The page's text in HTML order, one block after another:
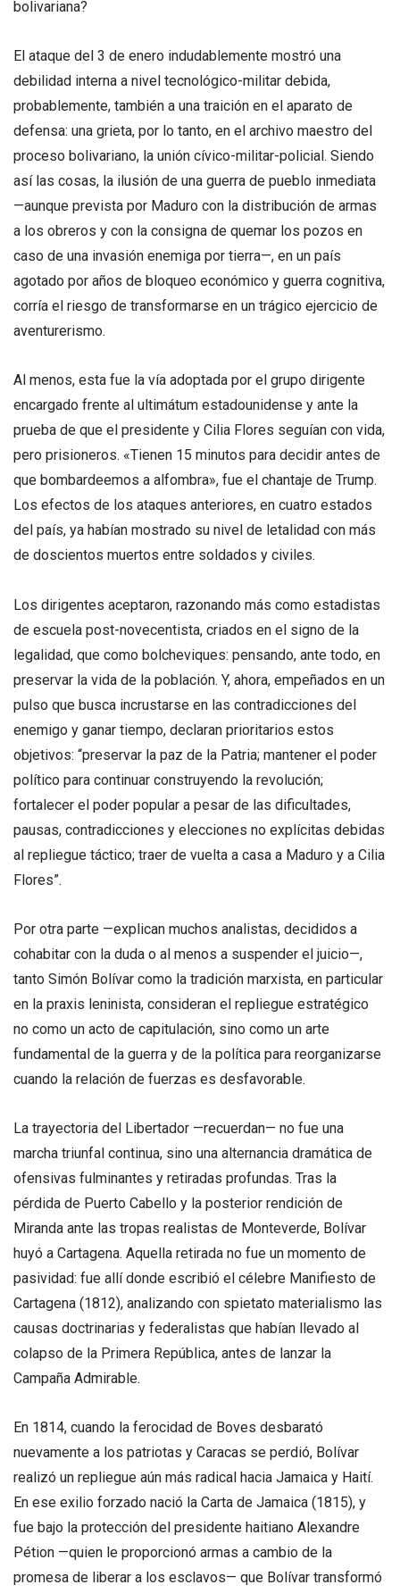
bolivariana?
El ataque del 3 de enero indudablemente mostró una
debilidad interna a nivel tecnológico-militar debida,
probablemente, también a una traición en el aparato de
defensa: una grieta, por lo tanto, en el archivo maestro del
proceso bolivariano, la unión cívico-militar-policial. Siendo
así las cosas, la ilusión de una guerra de pueblo inmediata
—aunque prevista por Maduro con la distribución de armas
a los obreros y con la consigna de quemar los pozos en
caso de una invasión enemiga por tierra—, en un país
agotado por años de bloqueo económico y guerra cognitiva,
corría el riesgo de transformarse en un trágico ejercicio de
aventurerismo.
Al menos, esta fue la vía adoptada por el grupo dirigente
encargado frente al ultimátum estadounidense y ante la
prueba de que el presidente y Cilia Flores seguían con vida,
pero prisioneros. «Tienen 15 minutos para decidir antes de
que bombardeemos a alfombra», fue el chantaje de Trump.
Los efectos de los ataques anteriores, en cuatro estados
del país, ya habían mostrado su nivel de letalidad con más
de doscientos muertos entre soldados y civiles.
Los dirigentes aceptaron, razonando más como estadistas
de escuela post-novecentista, criados en el signo de la
legalidad, que como bolcheviques: pensando, ante todo, en
preservar la vida de la población. Y, ahora, empeñados en un
pulso que busca incrustarse en las contradicciones del
enemigo y ganar tiempo, declaran prioritarios estos
objetivos: “preservar la paz de la Patria; mantener el poder
político para continuar construyendo la revolución;
fortalecer el poder popular a pesar de las dificultades,
pausas, contradicciones y elecciones no explícitas debidas
al repliegue táctico; traer de vuelta a casa a Maduro y a Cilia
Flores”.
Por otra parte —explican muchos analistas, decididos a
cohabitar con la duda o al menos a suspender el juicio—,
tanto Simón Bolívar como la tradición marxista, en particular
en la praxis leninista, consideran el repliegue estratégico
no como un acto de capitulación, sino como un arte
fundamental de la guerra y de la política para reorganizarse
cuando la relación de fuerzas es desfavorable.
La trayectoria del Libertador —recuerdan— no fue una
marcha triunfal continua, sino una alternancia dramática de
ofensivas fulminantes y retiradas profundas. Tras la
pérdida de Puerto Cabello y la posterior rendición de
Miranda ante las tropas realistas de Monteverde, Bolívar
huyó a Cartagena. Aquella retirada no fue un momento de
pasividad: fue allí donde escribió el célebre Manifiesto de
Cartagena (1812), analizando con spietato materialismo las
causas doctrinarias y federalistas que habían llevado al
colapso de la Primera República, antes de lanzar la
Campaña Admirable.
En 1814, cuando la ferocidad de Boves desbarató
nuevamente a los patriotas y Caracas se perdió, Bolívar
realizó un repliegue aún más radical hacia Jamaica y Haití.
En ese exilio forzado nació la Carta de Jamaica (1815), y
fue bajo la protección del presidente haitiano Alexandre
Pétion —quien le proporcionó armas a cambio de la
promesa de liberar a los esclavos— que Bolívar transformó